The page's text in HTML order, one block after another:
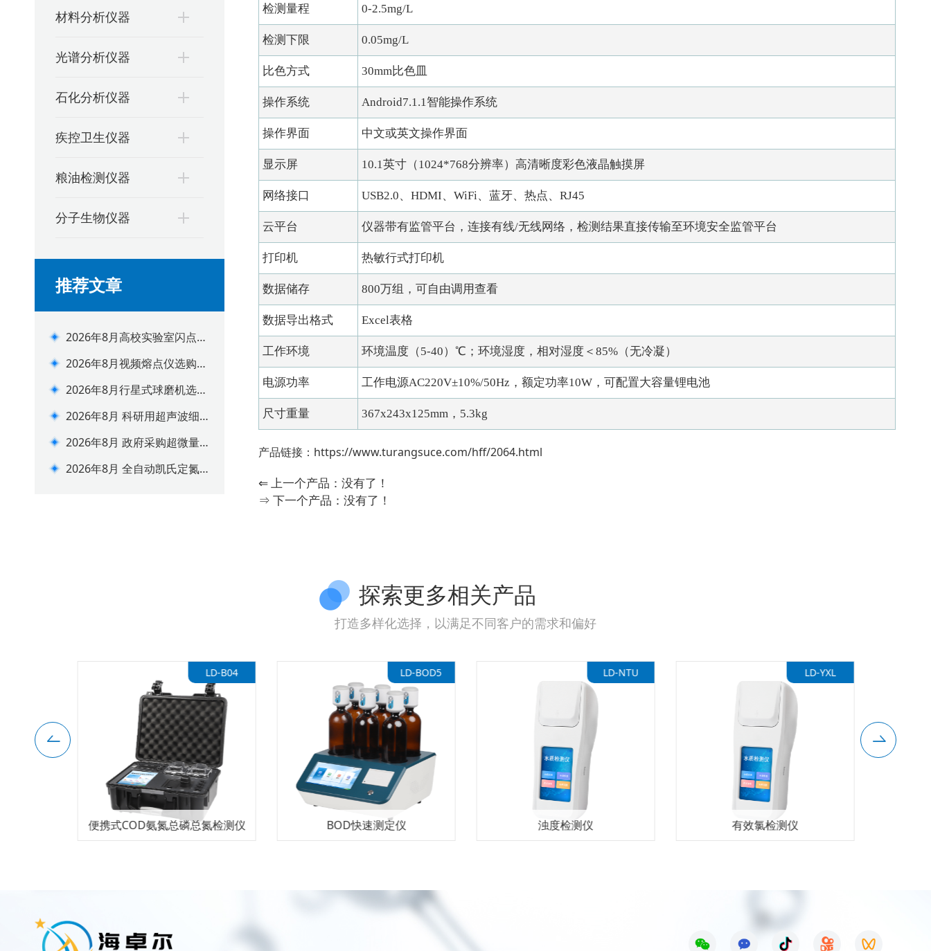
材料分析仪器
光谱分析仪器
石化分析仪器
疾控卫生仪器
粮油检测仪器
分子生物仪器
推荐文章
2026年8月高校实验室闪点测
2026年8月视频熔点仪选购攻
2026年8月行星式球磨机选购
2026年8月 科研用超声波细
2026年8月 政府采购超微量
2026年8月 全自动凯氏定氮
检测量程 0-2.5mg/L
检测下限 0.05mg/L
比色方式 30mm比色皿
操作系统 Android7.1.1智能操作系统
操作界面 中文或英文操作界面
显示屏 10.1英寸（1024*768分辨率）高清晰度彩色液晶触摸屏
网络接口 USB2.0、HDMI、WiFi、蓝牙、热点、RJ45
云平台 仪器带有监管平台，连接有线/无线网络，检测结果直接传输至环境安全监管平台
打印机 热敏行式打印机
数据储存 800万组，可自由调用查看
数据导出格式 Excel表格
工作环境 环境温度（5-40）℃；环境湿度，相对湿度＜85%（无冷凝）
电源功率 工作电源AC220V±10%/50Hz，额定功率10W，可配置大容量锂电池
尺寸重量 367x243x125mm，5.3kg
产品链接： https://www.turangsuce.com/hff/2064.html
⇐ 上一个产品：没有了！
⇒ 下一个产品：没有了！
探索更多相关产品
打造多样化选择，以满足不同客户的需求和偏好
便携式COD氨氮总磷总氮检测仪
LD-B04
BOD快速测定仪
LD-BOD5
浊度检测仪
LD-NTU
有效氯检测仪
LD-YXL